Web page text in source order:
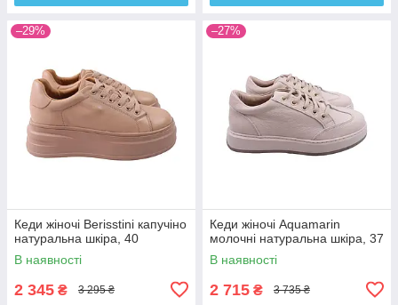
–29%
Кеди жіночі Berisstini капучіно
натуральна шкіра, 40
В наявності
2 345 ₴ 3 295 ₴
–27%
Кеди жіночі Aquamarin
молочні натуральна шкіра, 37
В наявності
2 715 ₴ 3 735 ₴